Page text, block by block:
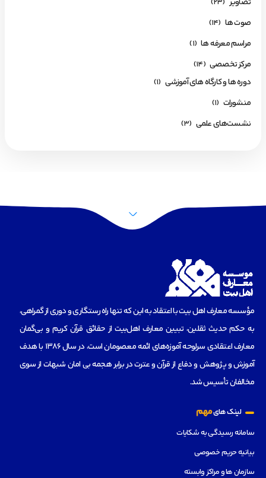
(23)
صوت ها (14)
مراسم معرفه ها (1)
مرکز تخصصی (14)
دوره ها و کارگاه های آموزشی (1)
منشورات (1)
نشست‌های علمی (3)
مؤسسه‌ معارف اهل بیت با اعتقاد به این که تنها راه رستگاری و دوری از گمراهی،
به حکم حدیث ثقلین، تبیین معارف اهل‌بیت از حقائق قرآن کریم و بی‌گمان
معارف اعتقادی سرلوحه آموزه‌های ائمه معصومان است، در سال 1386 با هدف
آموزش و پژوهش و دفاع از قرآن و عترت در برابر هجمه بی امان شبهات از سوی
مخالفان تأسیس شد.
لینک هایمهم
سامانه رسیدگی به شکایات
بیانیه حریم خصوصی
سازمان ها و مراکز وابسته